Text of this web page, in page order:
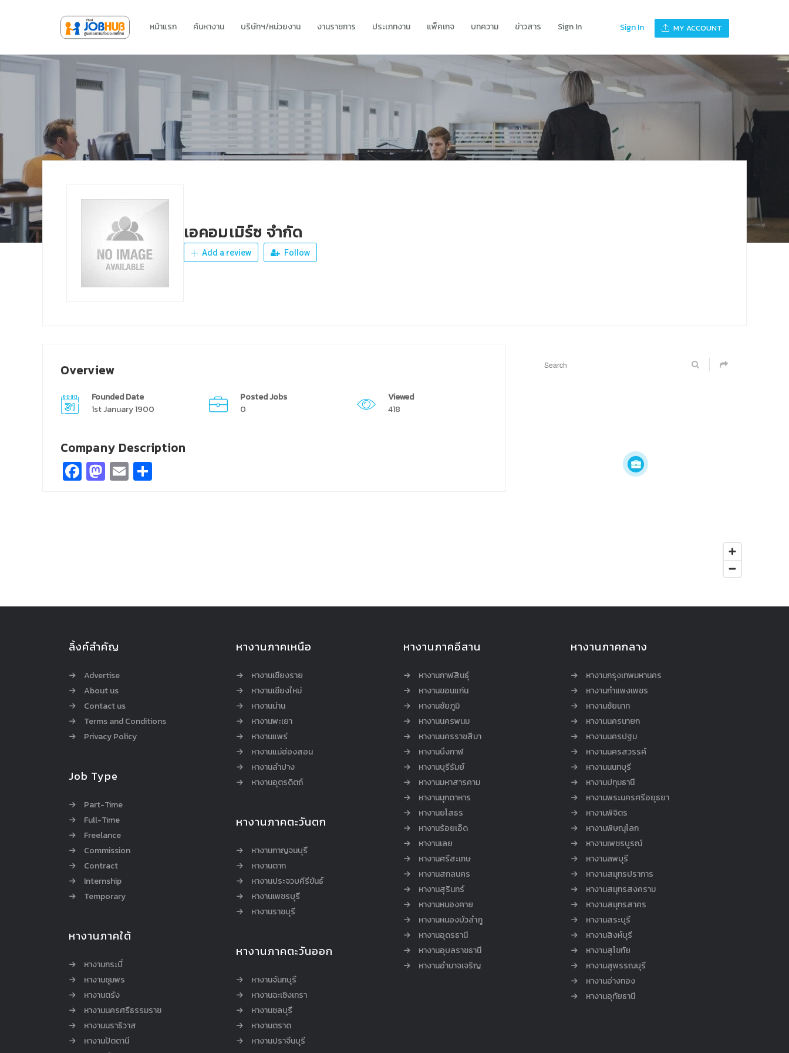
หน้าแรก ค้นหางาน บริษัทฯ/หน่วยงาน งานราชการ ประเภทงาน แพ็คเกจ บทความ ข่าวสาร Sign In Sign In MY ACCOUNT
เอคอมเมิร์ซ จำกัด
Add a review Follow
Overview
Founded Date
1st January 1900
Posted Jobs
0
Viewed
418
Company Description
Facebook
Mastodon
Email
ลิ้งค์สำคัญ
Advertise
About us
Contact us
Terms and Conditions
Privacy Policy
Job Type
Part-Time
Full-Time
Freelance
Commission
Contract
Internship
Temporary
หางานภาคใต้
หางานกระบี่
หางานชุมพร
หางานตรัง
หางานนครศรีธรรมราช
หางานนราธิวาส
หางานปัตตานี
หางานภาคเหนือ
หางานเชียงราย
หางานเชียงใหม่
หางานน่าน
หางานพะเยา
หางานแพร่
หางานแม่ฮ่องสอน
หางานลำปาง
หางานอุตรดิตถ์
หางานภาคตะวันตก
หางานกาญจนบุรี
หางานตาก
หางานประจวบคีรีขันธ์
หางานเพชรบุรี
หางานราชบุรี
หางานภาคตะวันออก
หางานจันทบุรี
หางานฉะเชิงเทรา
หางานชลบุรี
หางานตราด
หางานปราจีนบุรี
หางานภาคอีสาน
หางานกาฬสินธุ์
หางานขอนแก่น
หางานชัยภูมิ
หางานนครพนม
หางานนครราชสีมา
หางานบึงกาฬ
หางานบุรีรัมย์
หางานมหาสารคาม
หางานมุกดาหาร
หางานยโสธร
หางานร้อยเอ็ด
หางานเลย
หางานศรีสะเกษ
หางานสกลนคร
หางานสุรินทร์
หางานหนองคาย
หางานหนองบัวลำภู
หางานอุดรธานี
หางานอุบลราชธานี
หางานอำนาจเจริญ
หางานภาคกลาง
หางานกรุงเทพมหานคร
หางานกำแพงเพชร
หางานชัยนาท
หางานนครนายก
หางานนครปฐม
หางานนครสวรรค์
หางานนนทบุรี
หางานปทุมธานี
หางานพระนครศรีอยุธยา
หางานพิจิตร
หางานพิษณุโลก
หางานเพชรบูรณ์
หางานลพบุรี
หางานสมุทรปราการ
หางานสมุทรสงคราม
หางานสมุทรสาคร
หางานสระบุรี
หางานสิงห์บุรี
หางานสุโขทัย
หางานสุพรรณบุรี
หางานอ่างทอง
หางานอุทัยธานี